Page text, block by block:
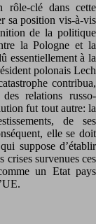
rôle-clé dans cette
sa position vis-à-vis
de la politique
la Pologne et la
essentiellement à la
polonais Lech
contribua,
relations russo-
fut tout autre: la
de ses
elle se doit
suppose d’établir
crises survenues ces
un Etat pays